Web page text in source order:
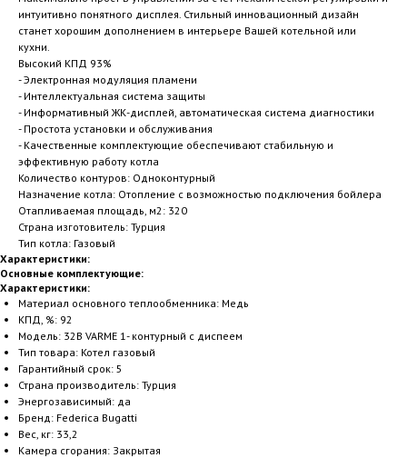
интуитивно понятного дисплея. Стильный инновационный дизайн
станет хорошим дополнением в интерьере Вашей котельной или
кухни.
Высокий КПД 93%
- Электронная модуляция пламени
- Интеллектуальная система защиты
- Информативный ЖК-дисплей, автоматическая система диагностики
- Простота установки и обслуживания
- Качественные комплектующие обеспечивают стабильную и
эффективную работу котла
Количество контуров: Одноконтурный
Назначение котла: Отопление с возможностью подключения бойлера
Отапливаемая площадь, м2: 320
Страна изготовитель: Турция
Тип котла: Газовый
Характеристики:
Основные комплектующие:
Характеристики:
Материал основного теплообменника: Медь
КПД, %: 92
Модель: 32В VARME 1- контурный с диспеем
Тип товара: Котел газовый
Гарантийный срок: 5
Страна производитель: Турция
Энергозависимый: да
Бренд: Federica Bugatti
Вес, кг: 33,2
Камера сгорания: Закрытая